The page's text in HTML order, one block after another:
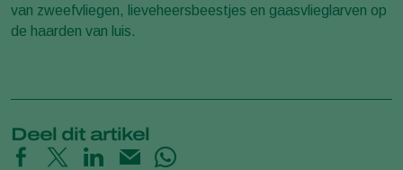
van zweefvliegen, lieveheersbeestjes en gaasvlieglarven op
de haarden van luis.
Deel dit artikel